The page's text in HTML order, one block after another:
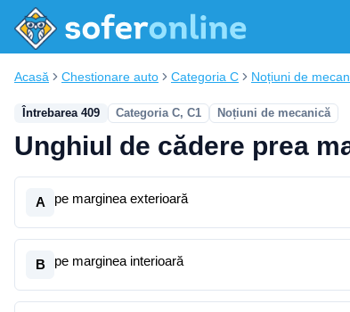
Acasă Chestionare auto Categoria C Noțiuni de
Întrebarea 409 Categoria C, C1 Noțiuni de mecanică
Unghiul de cădere prea
A pe marginea exterioară
B pe marginea interioară